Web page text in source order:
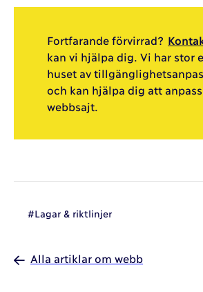
Fortfarande förvirrad?
kan vi hjälpa dig. Vi har stor
huset av
och kan hjälpa dig att
webbsajt.
#Lagar & riktlinjer
Alla artiklar om webb